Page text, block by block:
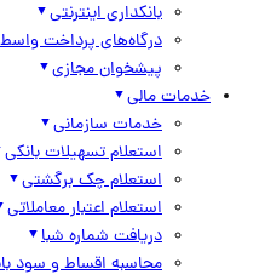
بانکداری اینترنتی
درگاه‌های پرداخت واسط
پیشخوان مجازی
خدمات مالی
خدمات سازمانی
استعلام تسهیلات بانکی
استعلام چک برگشتی
استعلام اعتبار معاملاتی
دریافت شماره شبا
محاسبه اقساط و سود بانکی